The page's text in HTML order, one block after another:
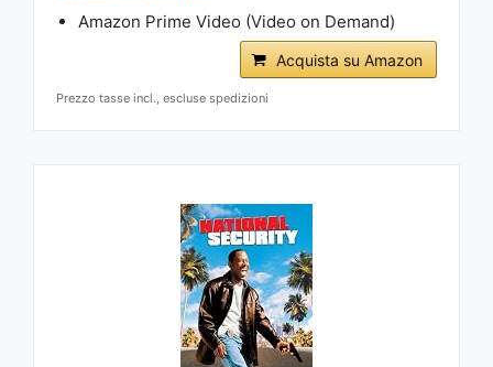
Amazon Prime Video (Video on Demand)
Acquista su Amazon
Prezzo tasse incl., escluse spedizioni